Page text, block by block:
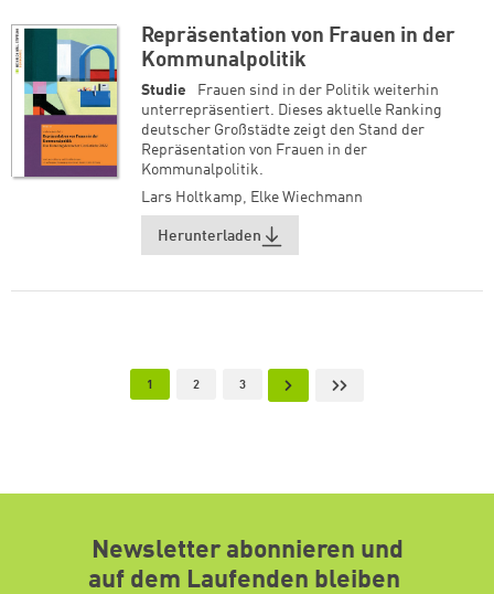
Repräsentation von Frauen in der
Kommunalpolitik
Studie
Frauen sind in der Politik weiterhin
unterrepräsentiert. Dieses aktuelle Ranking
deutscher Großstädte zeigt den Stand der
Repräsentation von Frauen in der
Kommunalpolitik.
Lars Holtkamp
Elke Wiechmann
Herunterladen
Aktuelle Seite
1 Page
2 Page
3 Nächste SeiteLetzte Seite
Newsletter abonnieren und
auf dem Laufenden bleiben